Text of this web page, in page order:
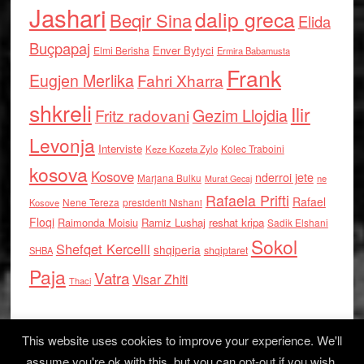
Jashari Beqir Sinadalip grecaElida
Buçpapaj Elmi Berisha Enver Bytyci Ermira Babamusta
Eugjen MerlikaFahri Xharra Frank
shkreli Fritz radovaniGezim Llojdia Ilir
Levonja Interviste Keze Kozeta Zylo Kolec Traboini
kosova Kosove Marjana Bulku Murat Gecaj nderroi jete ne
Kosove Nene Tereza presidenti Nishani Rafaela Prifti Rafael
Floqi Raimonda Moisiu Ramiz Lushaj reshat kripa Sadik Elshani
SHBA Shefqet Kercelli shqiperia shqiptaret Sokol
Paja Thaci VatraVisar Zhiti
This website uses cookies to improve your experience. We'll